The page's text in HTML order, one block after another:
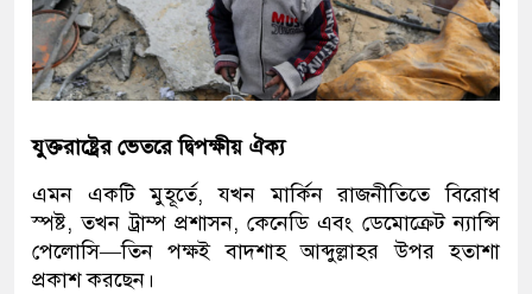
যুক্তরাষ্ট্রের ভেতরে দ্বিপক্ষীয় ঐক্য
এমন একটি মুহূর্তে, যখন মার্কিন রাজনীতিতে বিরোধ
স্পষ্ট, তখন ট্রাম্প প্রশাসন, কেনেডি এবং ডেমোক্রেট ন্যান্সি
পেলোসি—তিন পক্ষই বাদশাহ আব্দুল্লাহর উপর হতাশা
প্রকাশ করছেন।